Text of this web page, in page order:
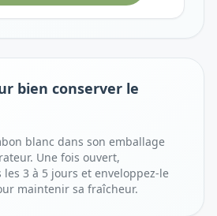
bien conserver le
blanc dans son emballage
Une fois ouvert,
les 3 à 5 jours et enveloppez-le
maintenir sa fraîcheur.